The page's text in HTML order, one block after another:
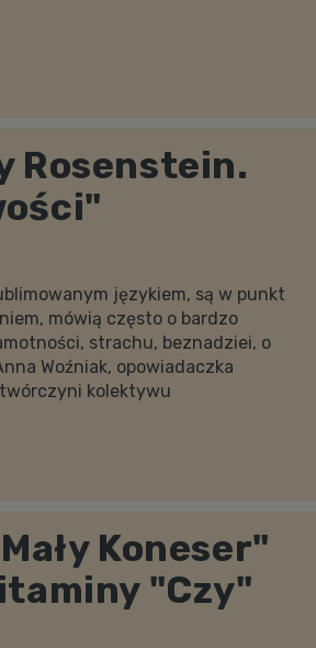
Rosenstein.
językiem, są w punkt
mówią często o bardzo
strachu, beznadziei, o
Woźniak, opowiadaczka
kolektywu
Koneser"
"Czy"